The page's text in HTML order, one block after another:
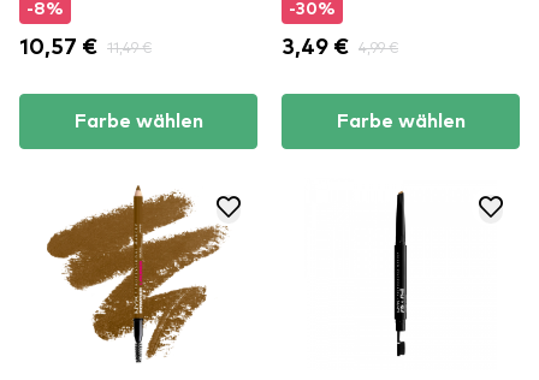
-8%
10,57 € 11,49 €
Farbe wählen
-30%
3,49 € 4,99 €
Farbe wählen